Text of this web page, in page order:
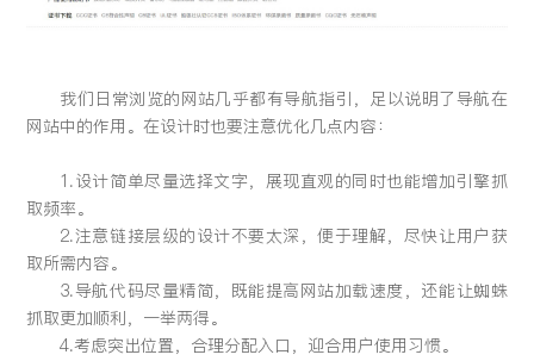
我们日常浏览的网站几乎都有导航指引，足以说明了导航在
网站中的作用。在设计时也要注意优化几点内容：
1.设计简单尽量选择文字，展现直观的同时也能增加引擎抓
取频率。
2.注意链接层级的设计不要太深，便于理解，尽快让用户获
取所需内容。
3.导航代码尽量精简，既能提高网站加载速度，还能让蜘蛛
抓取更加顺利，一举两得。
4.考虑突出位置，合理分配入口，迎合用户使用习惯。